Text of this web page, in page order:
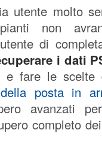
utente molto
non
di
i dati
fare le scelte
posta in
avanzati
completo